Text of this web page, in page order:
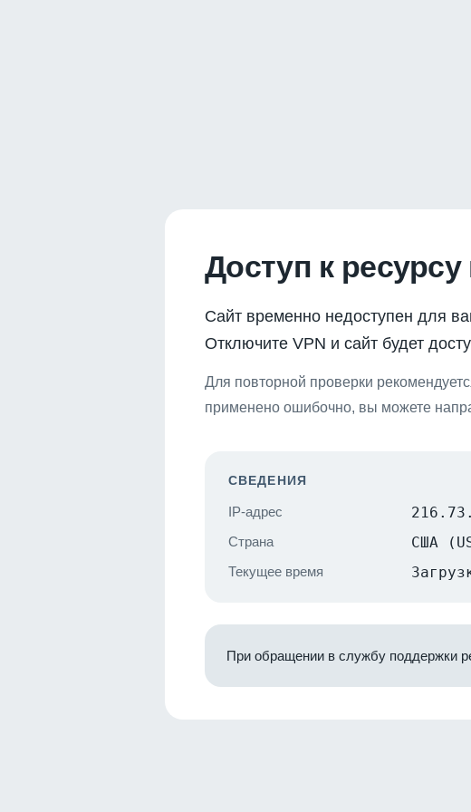
Доступ к
Сайт временно недоступен для
Отключите VPN и сайт будет
Для повторной проверки
применено ошибочно, вы можете
СВЕДЕНИЯ
IP-адрес
Страна США
Текущее время
При обращении в службу поддержки